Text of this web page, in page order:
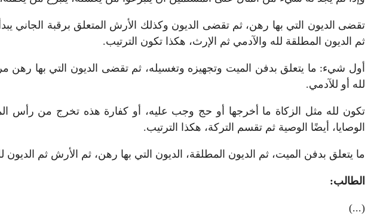
تقضى الديون التي بها رهن، ثم تقضى الديون وكذلك الأرش المتعلق برقبة الجاني
ثم الديون المطلقة لله والآدمي ثم الإرث، هكذا تكون الترتيب.
أول شيء: ما يتعلق بدفن الميت وتجهيزه وتغسيله، ثم تقضى الديون التي بها رهن
لله أو للآدمي.
تكون لله مثل الزكاة ما أخرجها أو حج وجب عليه، أو كفارة هذه تخرج من رأس
الوصايا، أيضًا الوصية ثم تقسم التركة، هكذا الترتيب.
ما يتعلق بدفن الميت، ثم الديون المطلقة، الديون التي بها رهن، ثم الأرش ثم الديون
الطالب:
(...)